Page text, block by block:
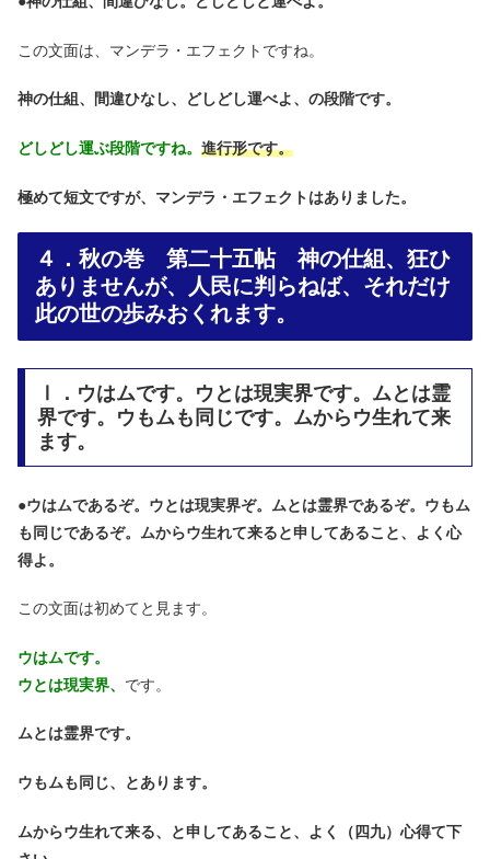
この文面は、マンデラ・エフェクトですね。
神の仕組、間違ひなし、どしどし運べよ、の段階です。
どしどし運ぶ段階ですね。 進行形です。
極めて短文ですが、マンデラ・エフェクトはありました。
４．秋の巻 第二十五帖 神の仕組、狂ひ
ありませんが、人民に判らねば、それだけ
此の世の歩みおくれます。
Ⅰ．ウはムです。ウとは現実界です。ムとは霊
界です。ウもムも同じです。ムからウ生れて来
ます。
●ウはムであるぞ。ウとは現実界ぞ。ムとは霊界であるぞ。ウもム
も同じであるぞ。ムからウ生れて来ると申してあること、よく心
得よ。
この文面は初めてと見ます。
ウはムです。
ウとは現実界、 です。
ムとは霊界です。
ウもムも同じ、とあります。
ムからウ生れて来る、と申してあること、よく（四九）心得て下